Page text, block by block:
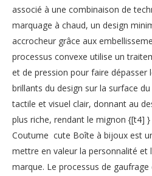
associé à une combinaison de
marquage à chaud, un design
accrocheur grâce aux
processus convexe utilise un
et de pression pour faire dépasser
brillants du design sur la surface
tactile et visuel clair, donnant au
plus riche, rendant le mignon {[t4]
Coutume cute Boîte à bijoux est
mettre en valeur la personnalité et
marque. Le processus de